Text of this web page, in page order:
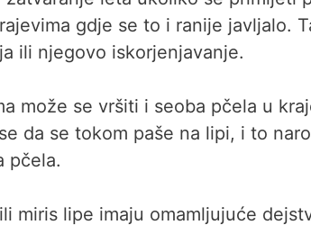
gdje se to i ranije javljalo.
ili njegovo iskorjenjavanje.
može se vršiti i seoba pčela u
da se tokom paše na lipi, i to
pčela.
miris lipe imaju omamljujuće